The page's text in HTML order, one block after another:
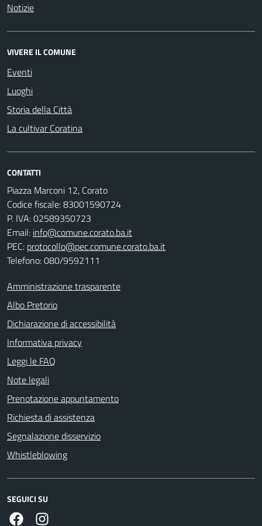
Notizie
VIVERE IL COMUNE
Eventi
Luoghi
Storia della Città
La cultivar Coratina
CONTATTI
Piazza Marconi 12, Corato
Codice fiscale: 83001590724
P. IVA: 02589350723
Email: info@comune.corato.ba.it
PEC: protocollo@pec.comune.corato.ba.it
Telefono: 080/9592111
Amministrazione trasparente
Albo Pretorio
Dichiarazione di accessibilità
Informativa privacy
Leggi le FAQ
Note legali
Prenotazione appuntamento
Richiesta di assistenza
Segnalazione disservizio
Whistleblowing
SEGUICI SU
Facebook